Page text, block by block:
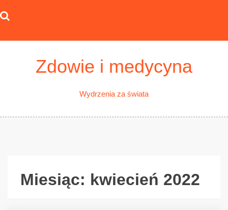
to
Zdowie i medycyna
Wydrzenia za świata
Miesiąc: kwiecień 2022